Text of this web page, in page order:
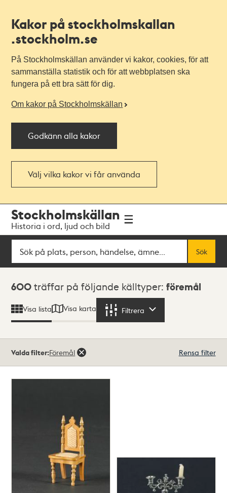
Kakor på stockholmskallan
.stockholm.se
På Stockholmskällan använder vi kakor, cookies, för att
sammanställa statistik och för att webbplatsen ska
fungera på ett bra sätt för dig.
Om kakor på Stockholmskällan
Godkänn alla kakor
Välj vilka kakor vi får använda
navigationen
huvudinnehållet
Stockholmskällan
Historia i ord, ljud och bild
Sök
Sök
Sökresultat
600 träffar på följande källtyper:föremål
Visa lista Visa karta Filtrera
Valda filter:Föremål Rensa filter